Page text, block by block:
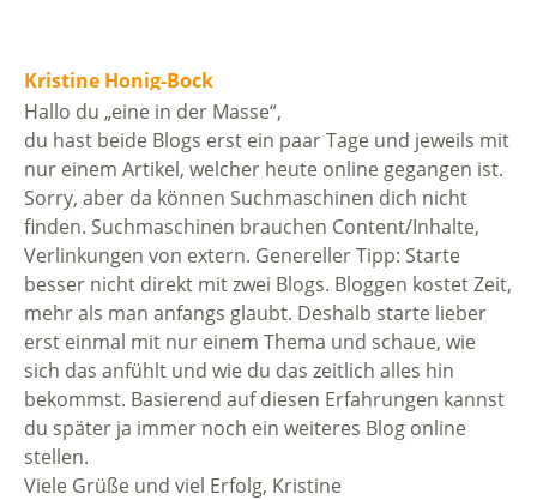
Kristine Honig-Bock
Hallo du „eine in der Masse“,
du hast beide Blogs erst ein paar Tage und jeweils mit
nur einem Artikel, welcher heute online gegangen ist.
Sorry, aber da können Suchmaschinen dich nicht
finden. Suchmaschinen brauchen Content/Inhalte,
Verlinkungen von extern. Genereller Tipp: Starte
besser nicht direkt mit zwei Blogs. Bloggen kostet Zeit,
mehr als man anfangs glaubt. Deshalb starte lieber
erst einmal mit nur einem Thema und schaue, wie
sich das anfühlt und wie du das zeitlich alles hin
bekommst. Basierend auf diesen Erfahrungen kannst
du später ja immer noch ein weiteres Blog online
stellen.
Viele Grüße und viel Erfolg, Kristine